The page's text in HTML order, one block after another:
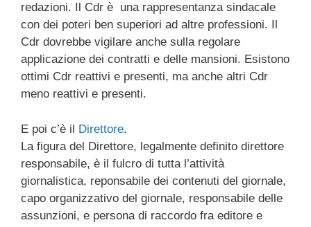
redazioni. Il Cdr è una rappresentanza sindacale
con dei poteri ben superiori ad altre professioni. Il
Cdr dovrebbe vigilare anche sulla regolare
applicazione dei contratti e delle mansioni. Esistono
ottimi Cdr reattivi e presenti, ma anche altri Cdr
meno reattivi e presenti.
E poi c’è il Direttore.
La figura del Direttore, legalmente definito direttore
responsabile, è il fulcro di tutta l’attività
giornalistica, reponsabile dei contenuti del giornale,
capo organizzativo del giornale, responsabile delle
assunzioni, e persona di raccordo fra editore e